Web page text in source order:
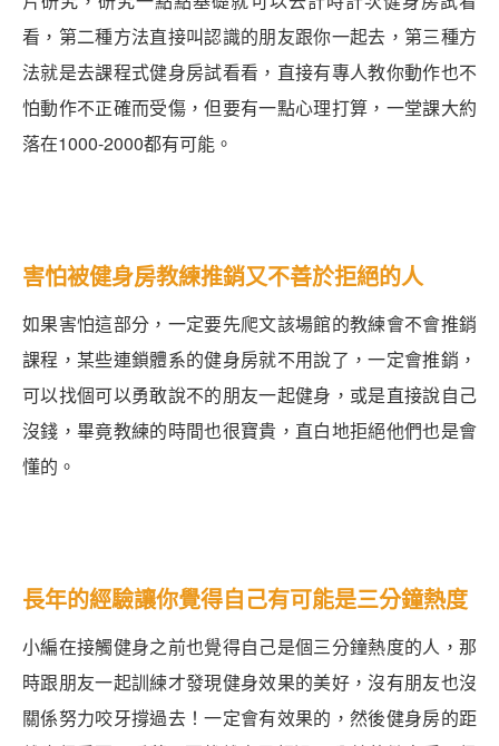
看，第二種方法直接叫認識的朋友跟你一起去，第三種方
法就是去課程式健身房試看看，直接有專人教你動作也不
怕動作不正確而受傷，但要有一點心理打算，一堂課大約
落在1000-2000都有可能。
害怕被健身房教練推銷又不善於拒絕的人
如果害怕這部分，一定要先爬文該場館的教練會不會推銷
課程，某些連鎖體系的健身房就不用說了，一定會推銷，
可以找個可以勇敢說不的朋友一起健身，或是直接說自己
沒錢，畢竟教練的時間也很寶貴，直白地拒絕他們也是會
懂的。
長年的經驗讓你覺得自己有可能是三分鐘熱度
小編在接觸健身之前也覺得自己是個三分鐘熱度的人，那
時跟朋友一起訓練才發現健身效果的美好，沒有朋友也沒
關係努力咬牙撐過去！一定會有效果的，然後健身房的距